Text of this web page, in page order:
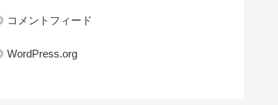
コメントフィード
WordPress.org